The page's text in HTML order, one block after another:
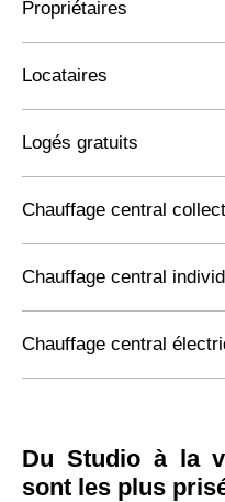
Propriétaires
Locataires
Logés gratuits
Chauffage central
Chauffage central
Chauffage central
Du Studio à la
sont les plus